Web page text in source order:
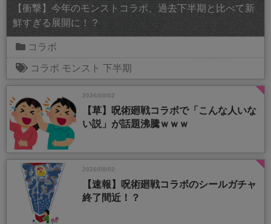
【衝撃】今年のモンストコラボ、過去下半期と比べて新
鮮すぎる展開に！？
コラボ
コラボ モンスト 下半期
2026/08/02
【草】呪術廻戦コラボで「こんな人いな
い説」が話題沸騰ｗｗｗ
2026/08/02
【速報】呪術廻戦コラボのシールガチャ
終了間近！？